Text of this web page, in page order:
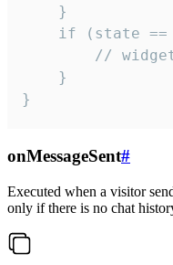
    }
if (state
//
    }
}
onMessageSent#
Executed when a visitor
only if there is no chat